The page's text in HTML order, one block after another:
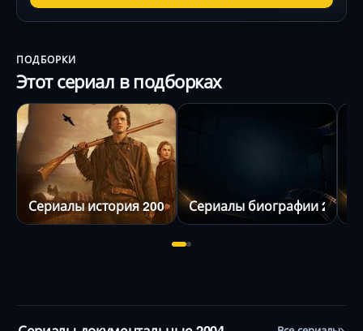
ПОДБОРКИ
Этот сериал в подборках
Сериалы история 2005 Сериалы биографии 2005